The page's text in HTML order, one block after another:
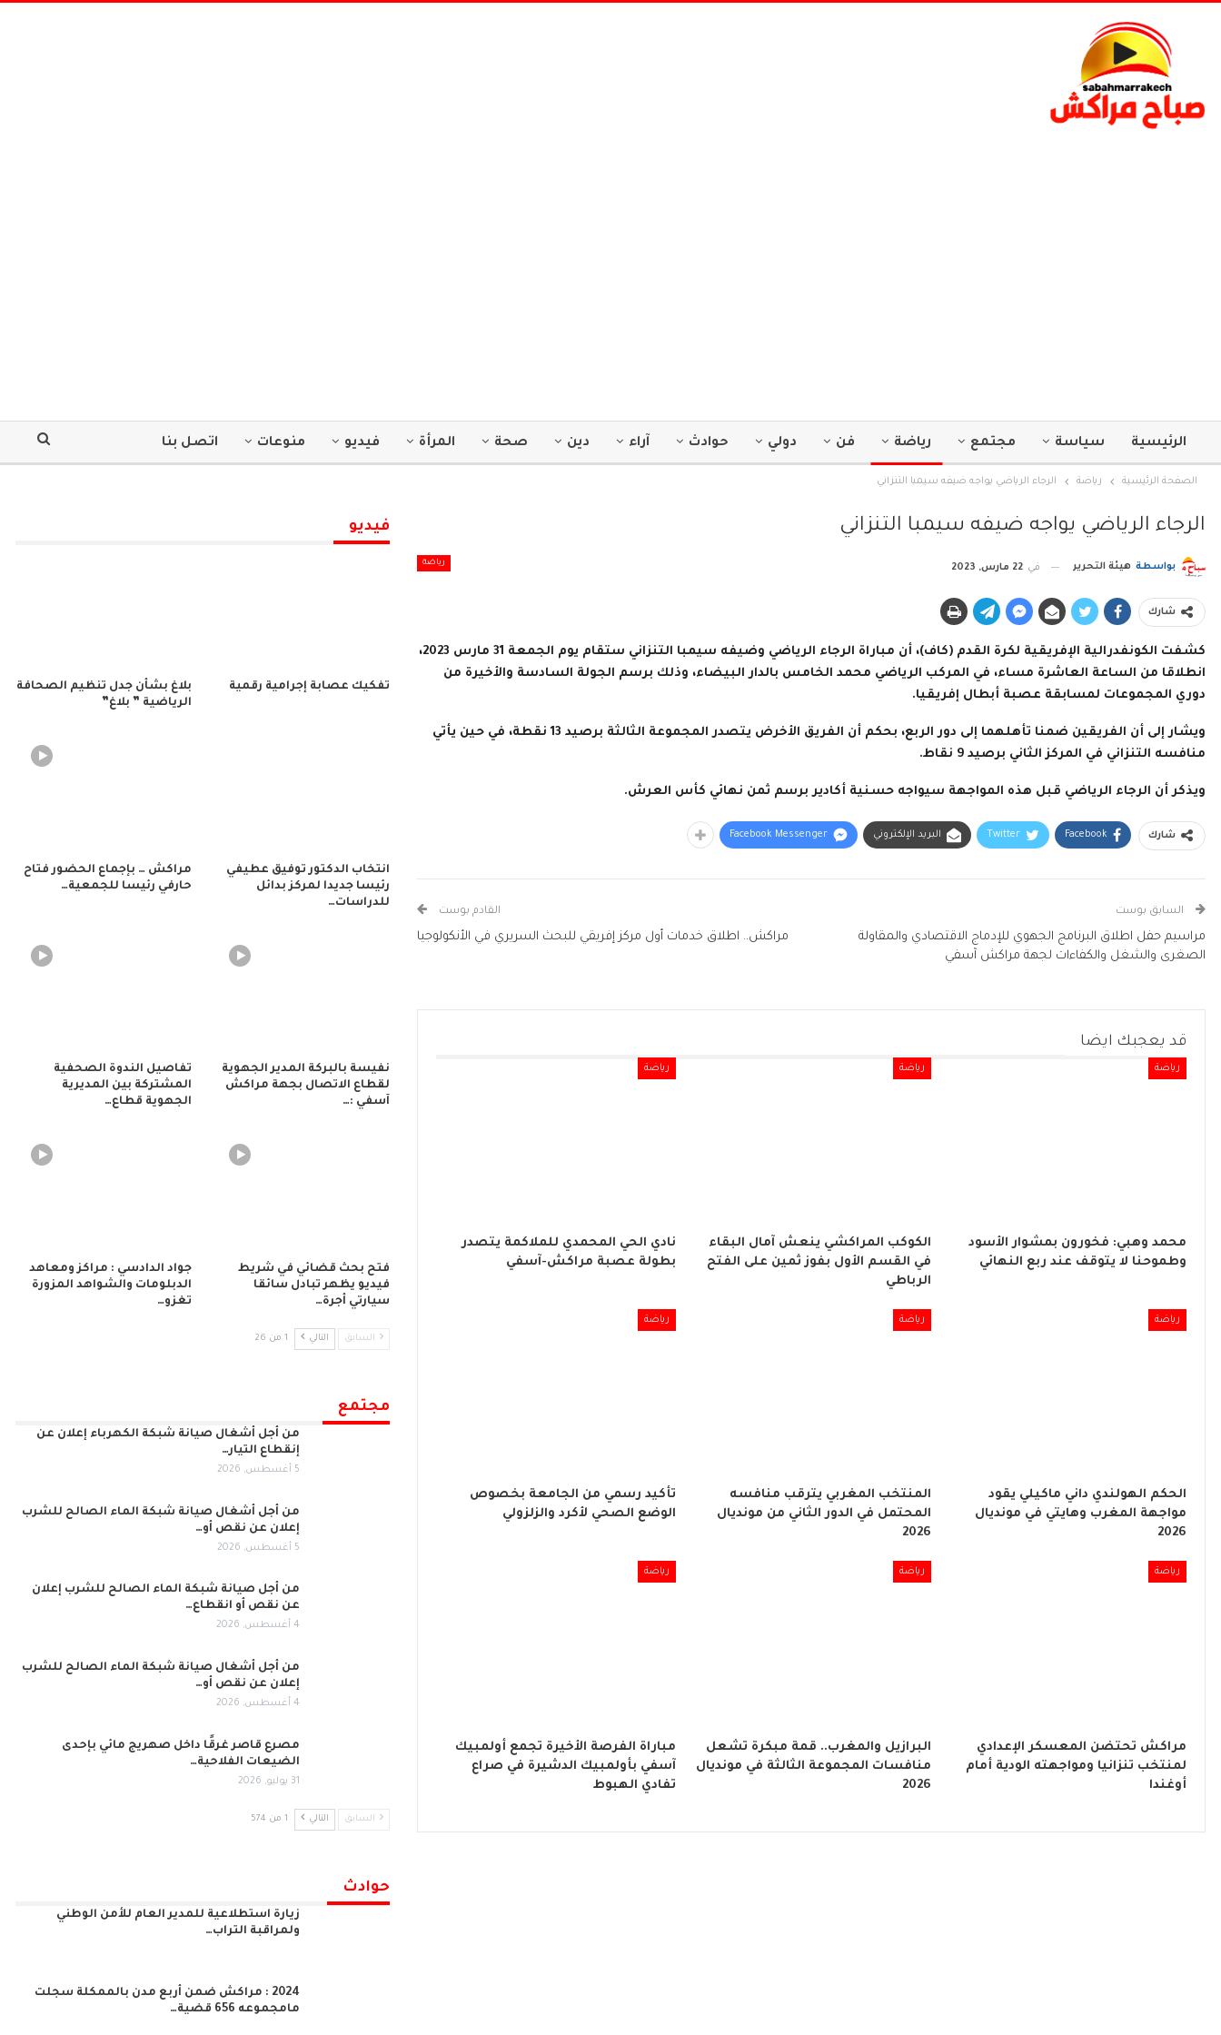
الرئيسية سياسة مجتمع رياضة فن دولي حوادث آراء دين صحة المرأة فيديو منوعات اتصل بنا
الصفحة الرئيسية رياضة الرجاء الرياضي يواجه ضيفه سيمبا التنزاني
الرجاء الرياضي يواجه ضيفه سيمبا التنزاني
رياضة بواسطة هيئة التحرير في 22 مارس, 2023
شارك
كشفت الكونفدرالية الإفريقية لكرة القدم (كاف)، أن مباراة الرجاء الرياضي وضيفه سيمبا التنزاني ستقام يوم الجمعة 31 مارس 2023،
انطلاقا من الساعة العاشرة مساء، في المركب الرياضي محمد الخامس بالدار البيضاء، وذلك برسم الجولة السادسة والأخيرة من
دوري المجموعات لمسابقة عصبة أبطال إفريقيا.
ويشار إلى أن الفريقين ضمنا تأهلهما إلى دور الربع، بحكم أن الفريق الأخرض يتصدر المجموعة الثالثة برصيد 13 نقطة، في حين يأتي
منافسه التنزاني في المركز الثاني برصيد 9 نقاط.
ويذكر أن الرجاء الرياضي قبل هذه المواجهة سيواجه حسنية أكادير برسم ثمن نهائي كأس العرش.
شارك Facebook
Twitter البريد الإلكتروني Facebook Messenger
السابق بوست
مراسيم حفل اطلاق البرنامج الجهوي للإدماج الاقتصادي والمقاولة
الصغرى والشغل والكفاءات لجهة مراكش آسفي
القادم بوست
مراكش.. اطلاق خدمات أول مركز إفريقي للبحث السريري في الأنكولوجيا
قد يعجبك ايضا
رياضة
محمد وهبي: فخورون بمشوار الأسود
وطموحنا لا يتوقف عند ربع النهائي
رياضة
الكوكب المراكشي ينعش آمال البقاء
في القسم الأول بفوز ثمين على الفتح
الرباطي
رياضة
نادي الحي المحمدي للملاكمة يتصدر
بطولة عصبة مراكش-آسفي
رياضة
الحكم الهولندي داني ماكيلي يقود
مواجهة المغرب وهايتي في مونديال
2026
رياضة
المنتخب المغربي يترقب منافسه
المحتمل في الدور الثاني من مونديال
2026
رياضة
تأكيد رسمي من الجامعة بخصوص
الوضع الصحي لأكرد والزلزولي
رياضة
مراكش تحتضن المعسكر الإعدادي
لمنتخب تنزانيا ومواجهته الودية أمام
أوغندا
رياضة
البرازيل والمغرب.. قمة مبكرة تشعل
منافسات المجموعة الثالثة في مونديال
2026
رياضة
مباراة الفرصة الأخيرة تجمع أولمبيك
آسفي بأولمبيك الدشيرة في صراع
تفادي الهبوط
فيديو
تفكيك عصابة إجرامية رقمية
بلاغ بشأن جدل تنظيم الصحافة
الرياضية ” بلاغ”
انتخاب الدكتور توفيق عطيفي
رئيسا جديدا لمركز بدائل
للدراسات…
مراكش … بإجماع الحضور فتاح
حارفي رئيسا للجمعية…
نفيسة بالبركة المدير الجهوية
لقطاع الاتصال بجهة مراكش
آسفي :…
تفاصيل الندوة الصحفية
المشتركة بين المديرية
الجهوية قطاع…
فتح بحث قضائي في شريط
فيديو يظهر تبادل سائقا
سيارتي أجرة…
جواد الدادسي : مراكز ومعاهد
الدبلومات والشواهد المزورة
تغزو…
السابق التالي 1 من 26
مجتمع
من أجل أشغال صيانة شبكة الكهرباء إعلان عن
إنقطاع التيار…
5 أغسطس, 2026
من أجل أشغال صيانة شبكة الماء الصالح للشرب
إعلان عن نقص أو…
5 أغسطس, 2026
من أجل صيانة شبكة الماء الصالح للشرب إعلان
عن نقص أو انقطاع…
4 أغسطس, 2026
من أجل أشغال صيانة شبكة الماء الصالح للشرب
إعلان عن نقص أو…
4 أغسطس, 2026
مصرع قاصر غرقًا داخل صهريج مائي بإحدى
الضيعات الفلاحية…
31 يوليو, 2026
السابق التالي 1 من 574
حوادث
زيارة استطلاعية للمدير العام للأمن الوطني
ولمراقبة التراب…
2024 : مراكش ضمن أربع مدن بالممكلة سجلت
مامجموعه 656 قضية…